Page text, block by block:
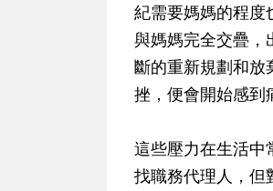
紀需要媽媽的程度
與媽媽完全交疊，
斷的重新規劃和放
挫，便會開始感到
這些壓力在生活中
找職務代理人，但